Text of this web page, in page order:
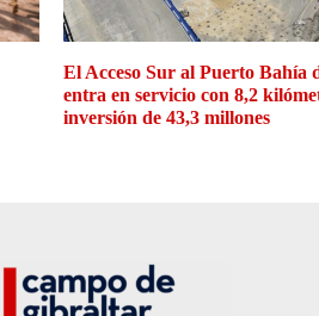
El Acceso Sur al Puerto Bahía
entra en servicio con 8,2
inversión de 43,3 millones